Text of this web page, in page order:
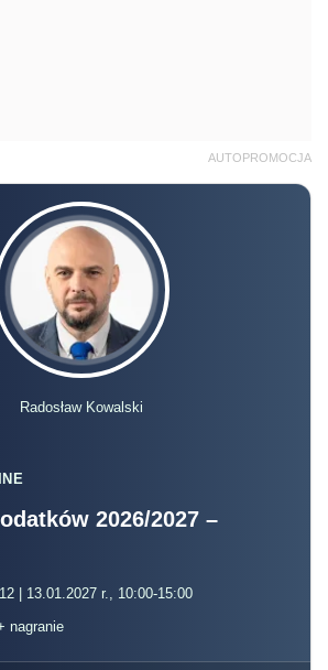
AUTOPROMOCJA
Radosław Kowalski
2026/2027 –
| 13.01.2027 r., 10:00-15:00
nagranie